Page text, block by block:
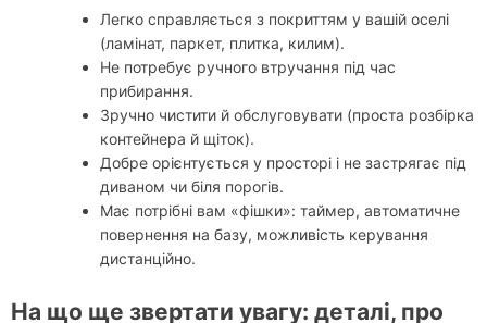
Легко справляється з покриттям у вашій оселі
(ламінат, паркет, плитка, килим).
Не потребує ручного втручання під час
прибирання.
Зручно чистити й обслуговувати (проста розбірка
контейнера й щіток).
Добре орієнтується у просторі і не застрягає під
диваном чи біля порогів.
Має потрібні вам «фішки»: таймер, автоматичне
повернення на базу, можливість керування
дистанційно.
На що ще звертати увагу: деталі, про